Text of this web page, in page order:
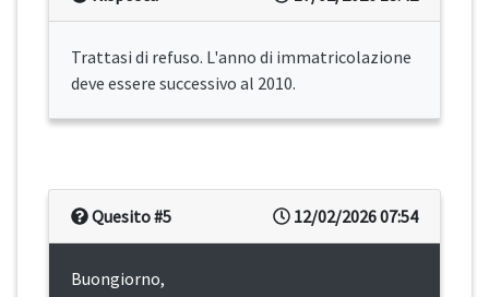
Trattasi di refuso. L'anno di immatricolazione
deve essere successivo al 2010.
12/02/2026 07:54
Quesito #5
Buongiorno,